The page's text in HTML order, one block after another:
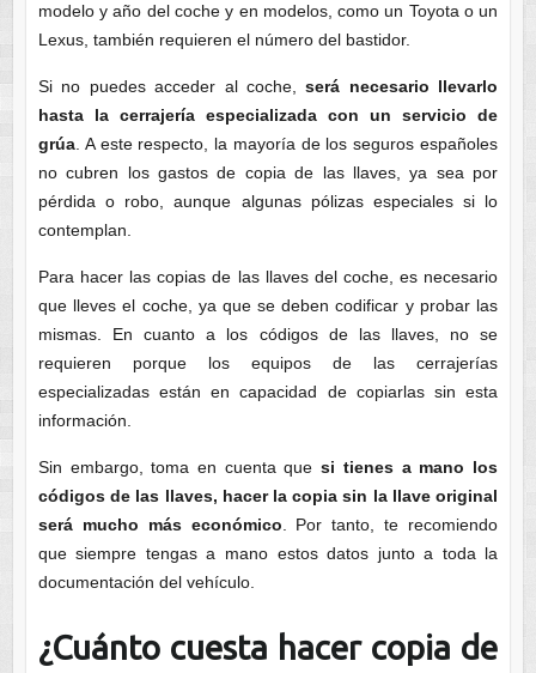
modelo y año del coche y en modelos, como un Toyota o un
Lexus, también requieren el número del bastidor.
Si no puedes acceder al coche,será necesario llevarlo
hasta la cerrajería especializada con un servicio de
grúa. A este respecto, la mayoría de los seguros españoles
no cubren los gastos de copia de las llaves, ya sea por
pérdida o robo, aunque algunas pólizas especiales si lo
contemplan.
Para hacer las copias de las llaves del coche, es necesario
que lleves el coche, ya que se deben codificar y probar las
mismas. En cuanto a los códigos de las llaves, no se
requieren porque los equipos de las cerrajerías
especializadas están en capacidad de copiarlas sin esta
información.
Sin embargo, toma en cuenta quesi tienes a mano los
códigos de las llaves, hacer la copia sin la llave original
será mucho más económico. Por tanto, te recomiendo
que siempre tengas a mano estos datos junto a toda la
documentación del vehículo.
¿Cuánto cuesta hacer copia de